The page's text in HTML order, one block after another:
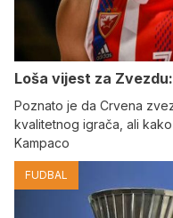
Loša vijest za
Poznato je da Crvena
kvalitetnog igrača, ali
Kampaco
FUDBAL